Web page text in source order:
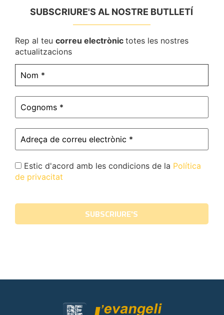
SUBSCRIURE'S AL NOSTRE BUTLLETÍ
Rep al teu correu electrònic totes les nostres
actualitzacions
Estic d'acord amb les condicions de la Política
de privacitat